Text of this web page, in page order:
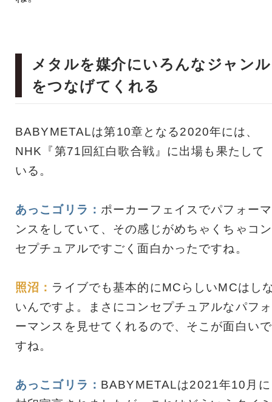
メタルを媒介にいろんなジャンル
をつなげてくれる
BABYMETALは第10章となる2020年には、
NHK『第71回紅白歌合戦』に出場も果たして
いる。
あっこゴリラ： ポーカーフェイスでパフォーマ
ンスをしていて、その感じがめちゃくちゃコン
セプチュアルですごく面白かったですね。
照沼： ライブでも基本的にMCらしいMCはし
いんですよ。まさにコンセプチュアルなパフォ
ーマンスを見せてくれるので、そこが面白いで
すね。
あっこゴリラ： BABYMETALは2021年10月に